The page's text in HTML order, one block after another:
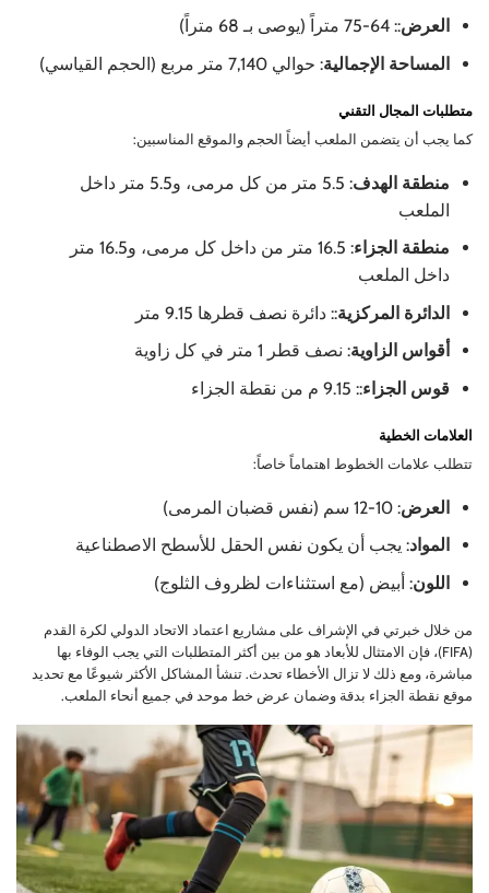
العرض:: 64-75 متراً (يوصى بـ 68 متراً)
المساحة الإجمالية: حوالي 7,140 متر مربع (الحجم القياسي)
متطلبات المجال التقني
كما يجب أن يتضمن الملعب أيضاً الحجم والموقع المناسبين:
منطقة الهدف
: 5.5 متر من كل مرمى، و5.5 متر داخل
الملعب
منطقة الجزاء
: 16.5 متر من داخل كل مرمى، و16.5 متر
داخل الملعب
الدائرة المركزية:: دائرة نصف قطرها 9.15 متر
أقواس الزاوية: نصف قطر 1 متر في كل زاوية
قوس الجزاء:: 9.15 م من نقطة الجزاء
العلامات الخطية
تتطلب علامات الخطوط اهتماماً خاصاً:
العرض: 10-12 سم (نفس قضبان المرمى)
المواد: يجب أن يكون نفس الحقل للأسطح الاصطناعية
اللون: أبيض (مع استثناءات لظروف الثلوج)
من خلال خبرتي في الإشراف على مشاريع اعتماد الاتحاد الدولي لكرة القدم
(FIFA)، فإن الامتثال للأبعاد هو من بين أكثر المتطلبات التي يجب الوفاء بها
مباشرة، ومع ذلك لا تزال الأخطاء تحدث. تنشأ المشاكل الأكثر شيوعًا مع تحديد
موقع نقطة الجزاء بدقة وضمان عرض خط موحد في جميع أنحاء الملعب.